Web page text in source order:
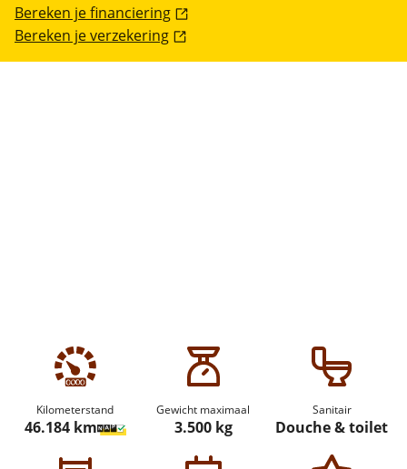
Kilometerstand
46.184 km
Gewicht maximaal
3.500 kg
Sanitair
Douche & toilet
Bereken je financiering
Bereken je verzekering